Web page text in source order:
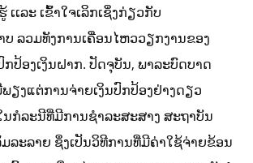
ເເລະ ເຂົ້າໃຈເລິກເຊິ່ງກ່ຽວກັບ
ບ ລວມທັງການເຄື່ອນໄຫວວຽກງານຂອງ
ປ້ອງເງິນຝາກ. ປັດຈຸບັນ, ພາລະບົດບາດ
ຽງແຕ່ການຈ່າຍເງິນປົກປ້ອງຢ່າງດຽວ
ນກໍລະນີທີ່ມີການຊໍາລະສະສາງ ສະຖາບັນ
ມລະລາຍ ຊຶ່ງເປັນວິທີການທີ່ມີຄ່າໃຊ້ຈ່າຍຂ້ອນ